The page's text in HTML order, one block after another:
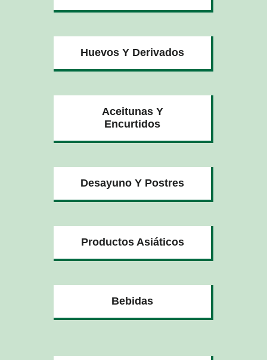
Huevos Y Derivados
Aceitunas Y
Encurtidos
Desayuno Y Postres
Productos Asiáticos
Bebidas